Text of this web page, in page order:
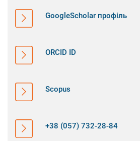
GoogleScholar профіль
ORCID ID
Scopus
+38 (057) 732-28-84